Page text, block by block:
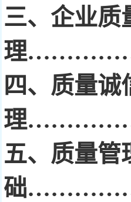
三、企业质
理
四、质量诚
理
五、质量管
础